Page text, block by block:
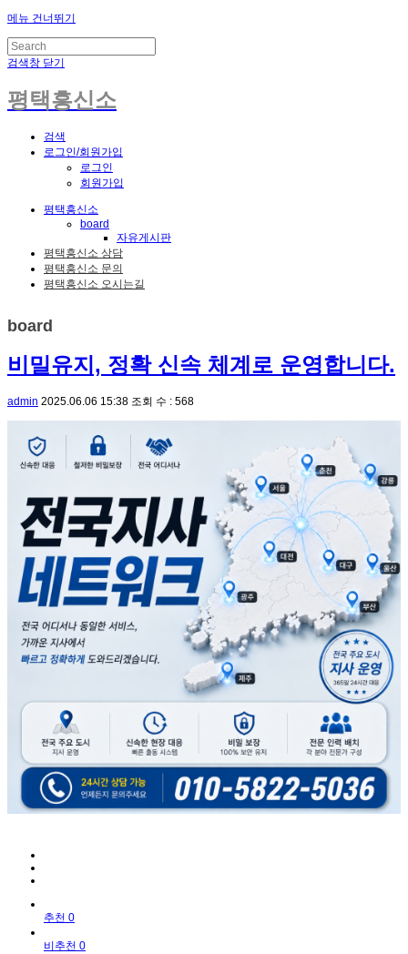
메뉴 건너뛰기
검색창 닫기
평택흥신소
검색
로그인/회원가입
로그인
회원가입
평택흥신소
board
자유게시판
평택흥신소 상담
평택흥신소 문의
평택흥신소 오시는길
board
비밀유지, 정확 신속 체계로 운영합니다.
admin 2025.06.06 15:38 조회 수 : 568
추천 0
비추천 0